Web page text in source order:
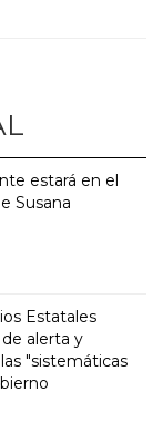
estará en el
Susana
Estatales
alerta y
"sistemáticas